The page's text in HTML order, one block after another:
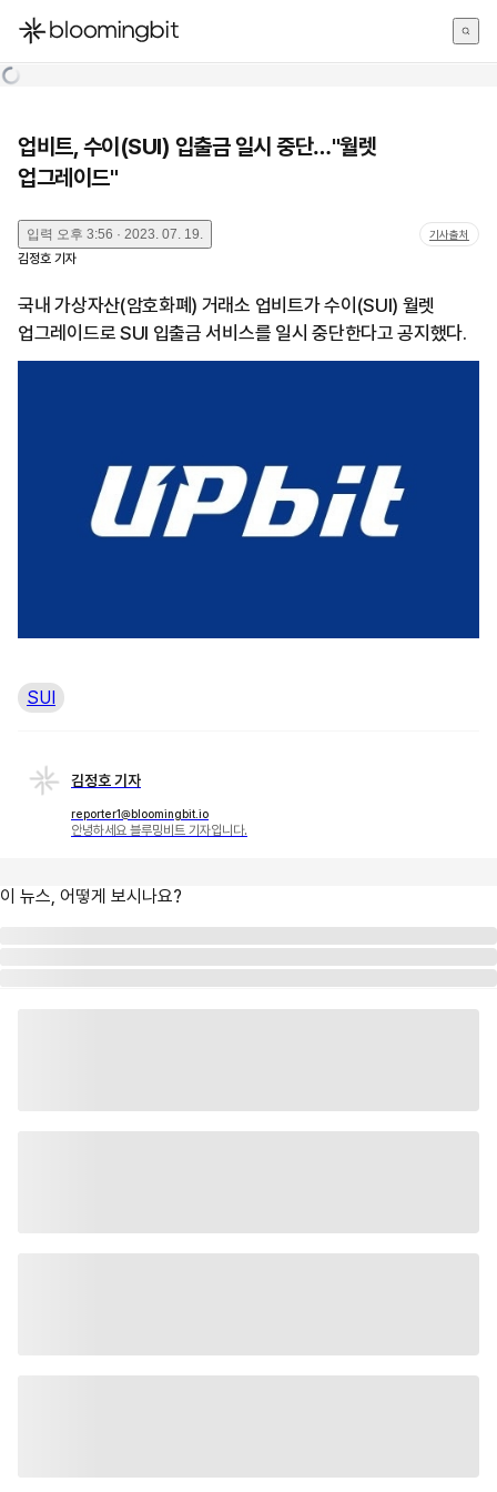
한국어
업비트, 수이(SUI) 입출금 일시 중단…"월렛
업그레이드"
입력 오후 3:56 · 2023. 07. 19. 기사출처
김정호 기자
국내 가상자산(암호화폐) 거래소 업비트가 수이(SUI) 월렛
업그레이드로 SUI 입출금 서비스를 일시 중단한다고 공지했다.
SUI
김정호 기자
reporter1@bloomingbit.io
안녕하세요 블루밍비트 기자입니다.
이 뉴스, 어떻게 보시나요?